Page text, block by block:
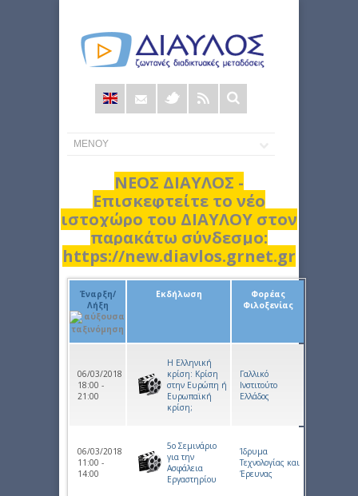
Φόρμα
αναζήτησης
ΝΕΟΣ ΔΙΑΥΛΟΣ -
Επισκεφτείτε το νέο
ιστοχώρο του ΔΙΑΥΛΟΥ στον
παρακάτω σύνδεσμο:
https://new.diavlos.grnet.gr
Έναρξη/
Λήξη
Εκδήλωση
Φορέας
Φιλοξενίας
06/03/2018
18:00 -
21:00
Η Ελληνική
κρίση: Κρίση
στην Ευρώπη ή
Ευρωπαϊκή
κρίση;
Γαλλικό
Ινστιτούτο
Ελλάδος
06/03/2018
11:00 -
14:00
5ο Σεμινάριο
για την
Ασφάλεια
Εργαστηρίου
Ίδρυμα
Τεχνολογίας και
Έρευνας